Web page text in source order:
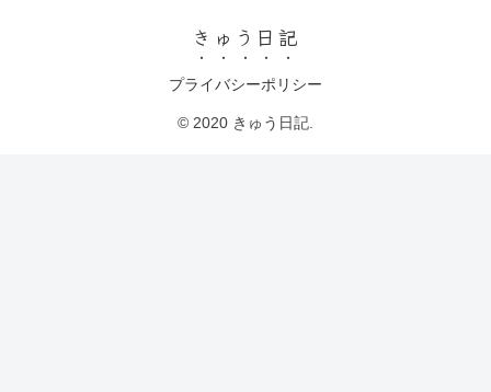
きゅう日記
プライバシーポリシー
© 2020 きゅう日記.